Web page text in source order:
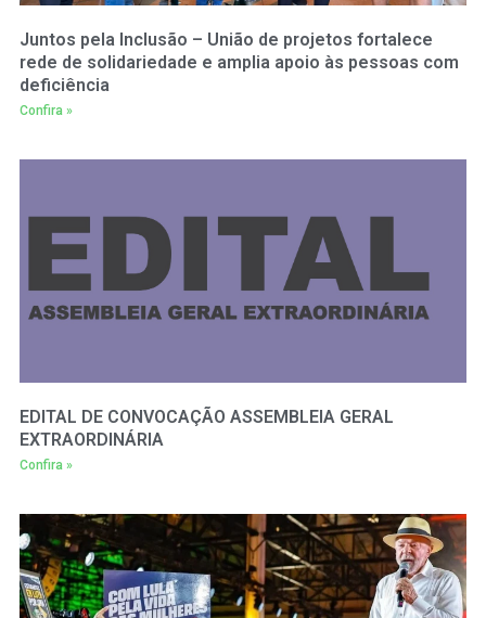
Juntos pela Inclusão – União de projetos fortalece
rede de solidariedade e amplia apoio às pessoas com
deficiência
Confira »
EDITAL DE CONVOCAÇÃO ASSEMBLEIA GERAL
EXTRAORDINÁRIA
Confira »